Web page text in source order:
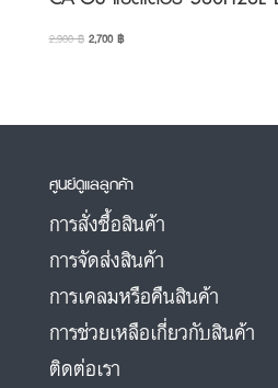
2,900฿ Original
2,700฿Current
ศูนย์ดูแลลูกค้า
การสั่งซื้อสินค้า
การจัดส่งสินค้า
การเคลมหรือคืนสินค้า
การช่วยเหลือเกี่ยวกับสินค้า
ติดต่อเรา